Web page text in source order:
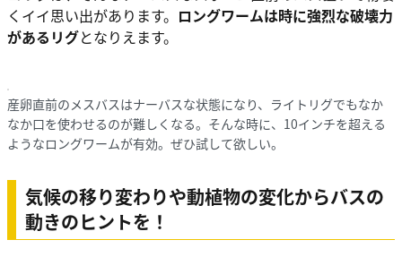
くイイ思い出があります。 ロングワームは時に強烈な破壊力
があるリグとなりえます。
産卵直前のメスバスはナーバスな状態になり、ライトリグでもなか
なか口を使わせるのが難しくなる。そんな時に、10インチを超える
ようなロングワームが有効。ぜひ試して欲しい。
気候の移り変わりや動植物の変化からバスの
動きのヒントを！